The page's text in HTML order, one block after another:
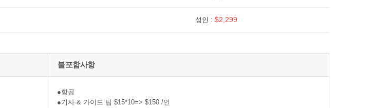
성인 : $2,299
불포함사항
●항공
●기사 & 가이드 팁 $15*10=> $150 /인